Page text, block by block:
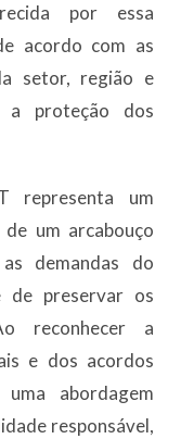
por essa
acordo com as
setor, região e
a proteção dos
representa um
um arcabouço
demandas do
de preservar os
reconhecer a
e dos acordos
abordagem
responsável,